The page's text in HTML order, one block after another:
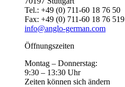
Tel.: +49 (0) 711-60 18 76 50
Fax: +49 (0) 711-60 18 76 519
info@anglo-german.com
Öffnungszeiten
Montag – Donnerstag:
9:30 – 13:30 Uhr
Zeiten können sich ändern